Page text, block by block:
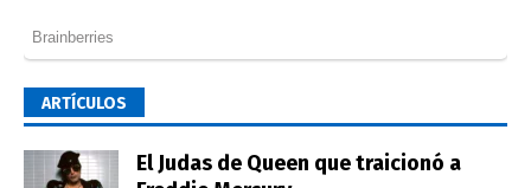
ARTÍCULOS
El Judas de Queen que traicionó a